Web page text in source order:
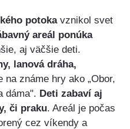
potokavznikol svet
areál ponúka
aj väčšie deti.
lanová dráha,
známe hry ako „Obor,
dáma". Deti zabaví aj
či praku. Areál je počas
cez víkendy a